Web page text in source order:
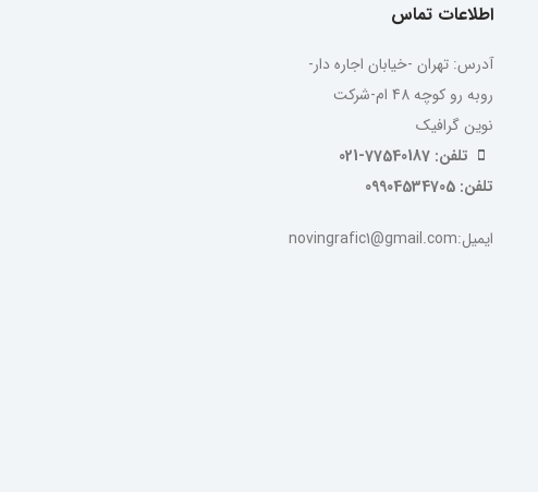
اطلاعات تماس
آدرس: تهران -خیابان اجاره دار-
روبه رو کوچه 48 ام-شرکت
نوین گرافیک
تلفن: 77540187-021
تلفن: 09904534705
ایمیل:novingrafic1@gmail.com